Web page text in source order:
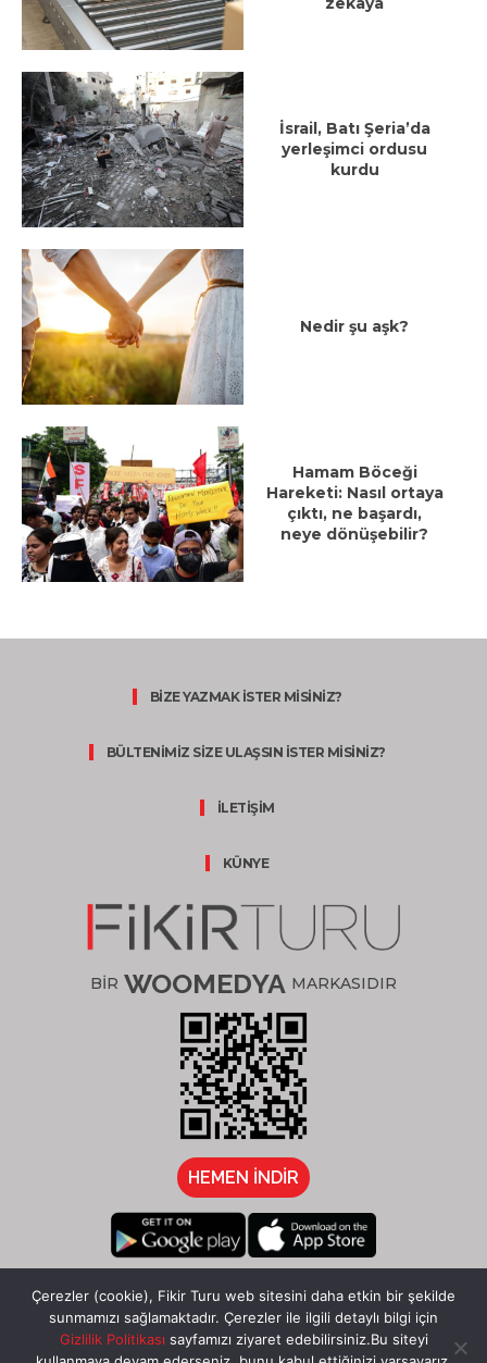
İsrail, Batı Şeria’da
yerleşimci ordusu
kurdu
Nedir şu aşk?
Hamam Böceği
Hareketi: Nasıl ortaya
çıktı, ne başardı,
neye dönüşebilir?
BİZE YAZMAK İSTER MİSİNİZ?
BÜLTENİMİZ SİZE ULAŞSIN İSTER MİSİNİZ?
İLETİŞİM
KÜNYE
BİR WOOMEDYA MARKASIDIR
HEMEN İNDİR
Çerezler (cookie), Fikir Turu web sitesini daha etkin bir şekilde
sunmamızı sağlamaktadır. Çerezler ile ilgili detaylı bilgi için
Gizlilik Politikası sayfamızı ziyaret edebilirsiniz.Bu siteyi